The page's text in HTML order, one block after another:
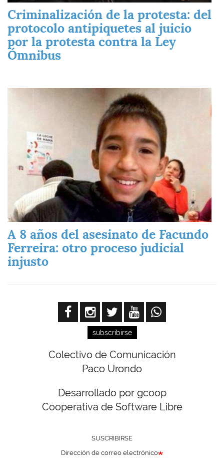
Criminalización de la protesta: del
protocolo antipiquetes al juicio
por la protesta contra la Ley
Ómnibus
A 8 años del asesinato de Facundo
Ferreira: otro proceso judicial
injusto
subscribirse
Colectivo de Comunicación
Paco Urondo
Desarrollado por gcoop
Cooperativa de Software Libre
SUSCRIBIRSE
Dirección de correo electrónico